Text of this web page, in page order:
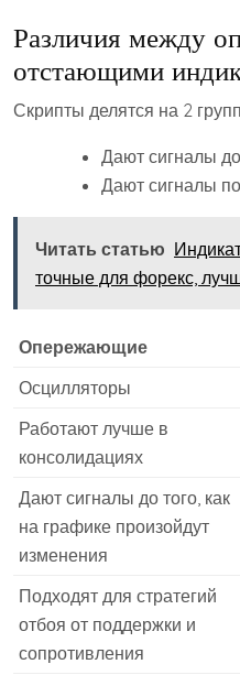
Различия между
отстающими
Скрипты делятся на 2
Дают сигналы
Дают сигналы
Читать статью
точные для форекс,
Опережающие
Осцилляторы
Работают лучше в
консолидациях
Дают сигналы до того, как
на графике произойдут
изменения
Подходят для стратегий
отбоя от поддержки и
сопротивления